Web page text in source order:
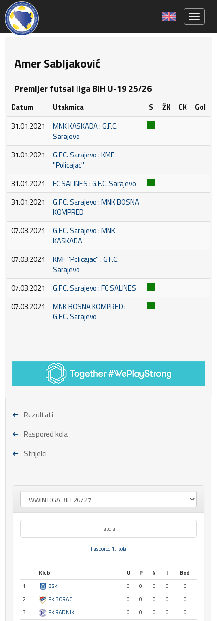
Amer Sabljaković
Premijer futsal liga BiH U-19 25/26
Datum Utakmica S ŽK CK
Gol
31.01.2021
MNK KASKADA : G.F.C.
Sarajevo
31.01.2021
G.F.C. Sarajevo : KMF
''Policajac''
31.01.2021
FC SALINES : G.F.C. Sarajevo
31.01.2021
G.F.C. Sarajevo : MNK BOSNA
KOMPRED
07.03.2021
G.F.C. Sarajevo : MNK
KASKADA
07.03.2021
KMF ''Policajac'' : G.F.C.
Sarajevo
07.03.2021
G.F.C. Sarajevo : FC SALINES
07.03.2021
MNK BOSNA KOMPRED :
G.F.C. Sarajevo
Rezultati
Raspored kola
Strijelci
Tabela
Raspored 1. kola
Klub U P N I
Bod
1
BSK 0 0 0 0
0
2
FK BORAC 0 0 0 0
0
3
FK RADNIK 0 0 0 0
0